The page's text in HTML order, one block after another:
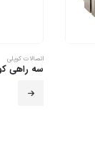
اتصالات کوپلی
سه راهی